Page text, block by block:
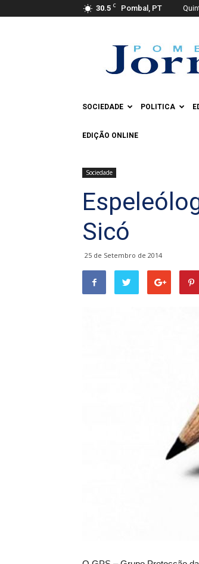
30.5 C Pombal, PT
Jornal
SOCIEDADE POLITICA
EDIÇÃO ONLINE
Sociedade
Sicó
25 de Setembro de 2014